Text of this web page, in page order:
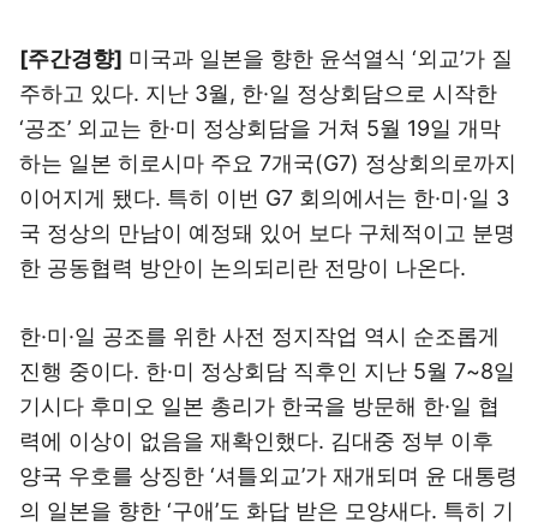
[주간경향] 미국과 일본을 향한 윤석열식 ‘외교’가 질
주하고 있다. 지난 3월, 한·일 정상회담으로 시작한
‘공조’ 외교는 한·미 정상회담을 거쳐 5월 19일 개막
하는 일본 히로시마 주요 7개국(G7) 정상회의로까지
이어지게 됐다. 특히 이번 G7 회의에서는 한·미·일 3
국 정상의 만남이 예정돼 있어 보다 구체적이고 분명
한 공동협력 방안이 논의되리란 전망이 나온다.
한·미·일 공조를 위한 사전 정지작업 역시 순조롭게
진행 중이다. 한·미 정상회담 직후인 지난 5월 7~8일
기시다 후미오 일본 총리가 한국을 방문해 한·일 협
력에 이상이 없음을 재확인했다. 김대중 정부 이후
양국 우호를 상징한 ‘셔틀외교’가 재개되며 윤 대통령
의 일본을 향한 ‘구애’도 화답 받은 모양새다. 특히 기